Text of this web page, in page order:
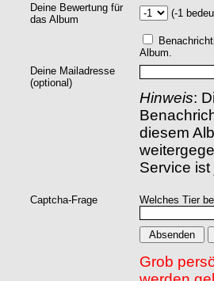
Deine Bewertung für
das Album
(-1
Album.
Deine Mailadresse
(optional)
Hinweis:
diesem
Service
Captcha-Frage Welches Tier
Grob